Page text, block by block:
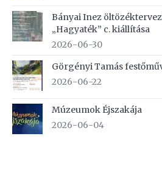
Bányai Inez
„Hagyaték” c. kiállítása
2026-06-30
Görgényi Tamás
2026-06-22
Múzeumok Éjszakája
2026-06-04